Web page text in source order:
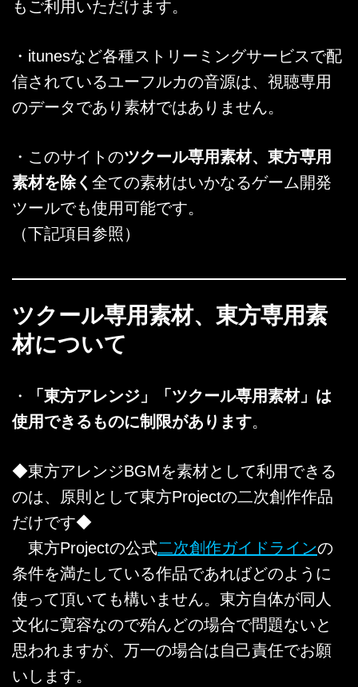
もご利用いただけます。
・itunesなど各種ストリーミングサービスで配
信されているユーフルカの音源は、視聴専用
のデータであり素材ではありません。
・このサイトのツクール専用素材、東方専用
素材を除く 全ての素材はいかなるゲーム開発
ツールでも使用可能です。
（下記項目参照）
ツクール専用素材、東方専用素
材について
・
「東方アレンジ」「ツクール専用素材」は
使用できるものに制限があります。
◆東方アレンジBGMを素材として利用できる
のは、原則として東方Projectの二次創作作品
だけです◆
東方Projectの公式二次創作ガイドラインの
条件を満たしている作品であればどのように
使って頂いても構いません。東方自体が同人
文化に寛容なので殆んどの場合で問題ないと
思われますが、万一の場合は自己責任でお願
いします。